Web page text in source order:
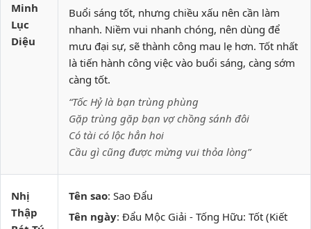
Minh
Lục
Diệu
Buổi sáng tốt, nhưng chiều xấu nên cần làm
nhanh. Niềm vui nhanh chóng, nên dùng để
mưu đại sự, sẽ thành công mau lẹ hơn. Tốt nhất
là tiến hành công việc vào buổi sáng, càng sớm
càng tốt.
“Tốc Hỷ là bạn trùng phùng
Gặp trùng gặp bạn vợ chồng sánh đôi
Có tài có lộc hẳn hoi
Cầu gì cũng được mừng vui thỏa lòng”
Nhị
Thập
Tên sao: Sao Đẩu
Tên ngày: Đẩu Mộc Giải - Tống Hữu: Tốt (Kiết